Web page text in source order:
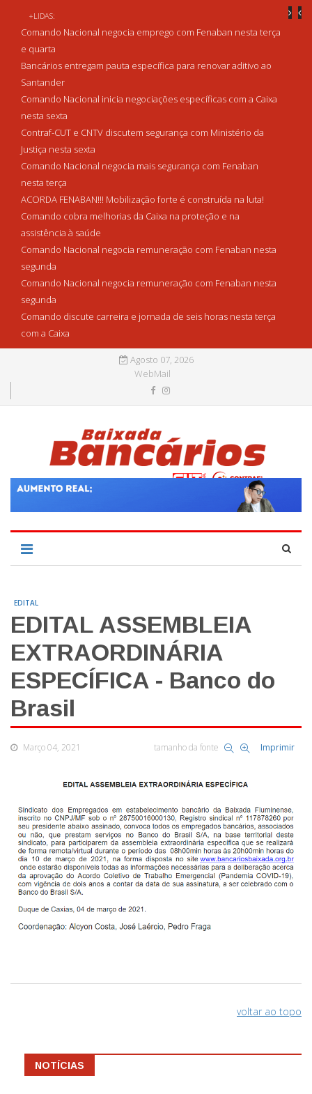
+LIDAS:
Comando Nacional negocia emprego com Fenaban nesta terça
e quarta
Bancários entregam pauta específica para renovar aditivo ao
Santander
Comando Nacional inicia negociações específicas com a Caixa
nesta sexta
Contraf-CUT e CNTV discutem segurança com Ministério da
Justiça nesta sexta
Comando Nacional negocia mais segurança com Fenaban
nesta terça
ACORDA FENABAN!!! Mobilização forte é construída na luta!
Comando cobra melhorias da Caixa na proteção e na
assistência à saúde
Comando Nacional negocia remuneração com Fenaban nesta
segunda
Comando Nacional negocia remuneração com Fenaban nesta
segunda
Comando discute carreira e jornada de seis horas nesta terça
com a Caixa
Agosto 07, 2026
WebMail
EDITAL
EDITAL ASSEMBLEIA
EXTRAORDINÁRIA
ESPECÍFICA - Banco do
Brasil
Março 04, 2021 tamanho da fonte Imprimir
voltar ao topo
NOTÍCIAS